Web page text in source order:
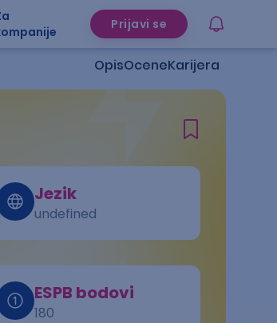
Prijavi se
OpisOceneKarijera
Jezik
undefined
ESPB bodovi
180